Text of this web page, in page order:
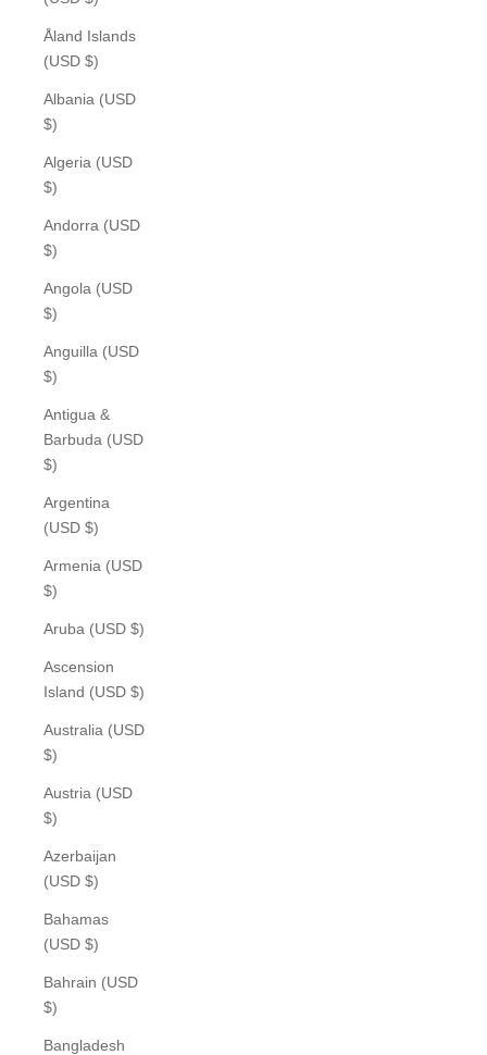
Åland Islands
(USD $)
Albania (USD
$)
Algeria (USD
$)
Andorra (USD
$)
Angola (USD
$)
Anguilla (USD
$)
Antigua &
Barbuda (USD
$)
Argentina
(USD $)
Armenia (USD
$)
Aruba (USD $)
Ascension
Island (USD $)
Australia (USD
$)
Austria (USD
$)
Azerbaijan
(USD $)
Bahamas
(USD $)
Bahrain (USD
$)
Bangladesh